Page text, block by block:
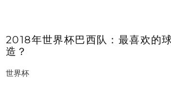
2018年世界杯巴西队：最喜欢的
造？
世界杯